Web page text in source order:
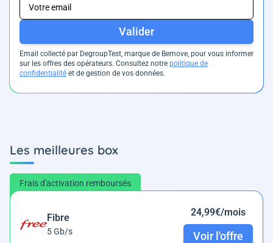
Valider
Email collecté par DegroupTest, marque de Bemove, pour vous informer
sur les offres des opérateurs. Consultez notre politique de
confidentialité et de gestion de vos données.
Les meilleures box
Frais d'activation remboursés
Fibre
5 Gb/s
24,99€/mois
Voir l'offre